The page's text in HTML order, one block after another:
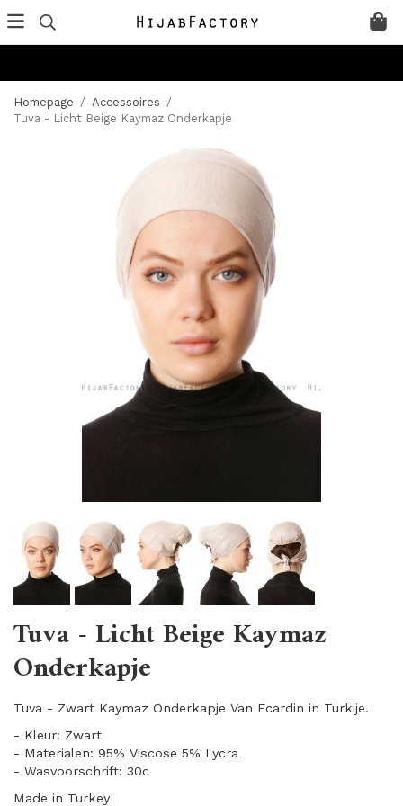
Homepage / Accessoires /
Tuva - Licht Beige Kaymaz Onderkapje
Tuva - Licht Beige Kaymaz
Onderkapje
Tuva - Zwart Kaymaz Onderkapje Van Ecardin in Turkije.
- Kleur: Zwart
- Materialen: 95% Viscose 5% Lycra
- Wasvoorschrift: 30c
Made in Turkey